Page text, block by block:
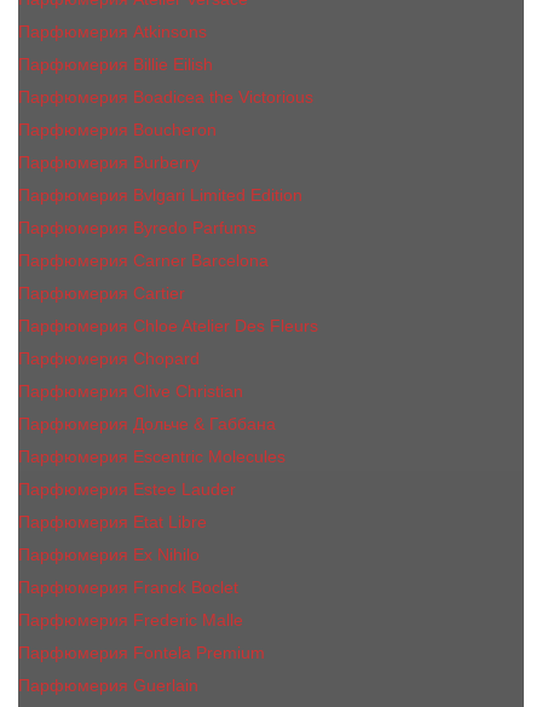
Парфюмерия Atkinsons
Парфюмерия Billie Eilish
Парфюмерия Boadicea the Victorious
Парфюмерия Boucheron
Парфюмерия Burberry
Парфюмерия Bvlgari Limited Edition
Парфюмерия Byredo Parfums
Парфюмерия Carner Barcelona
Парфюмерия Cartier
Парфюмерия Chloe Atelier Des Fleurs
Парфюмерия Сhopard
Парфюмерия Clive Christian
Парфюмерия Дольче & Габбана
Парфюмерия Escentric Molecules
Парфюмерия Estee Lаudеr
Парфюмерия Etat Libre
Парфюмерия Ex Nihilo
Парфюмерия Franck Boclet
Парфюмерия Frеderic Mаlle
Парфюмерия Fontela Premium
Парфюмерия Guerlain